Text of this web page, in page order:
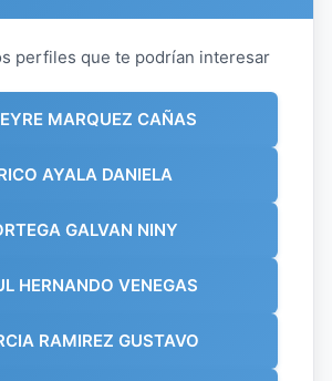
perfiles que te podrían interesar
MARQUEZ CAÑAS
AYALA DANIELA
GALVAN NINY
HERNANDO VENEGAS
RAMIREZ GUSTAVO